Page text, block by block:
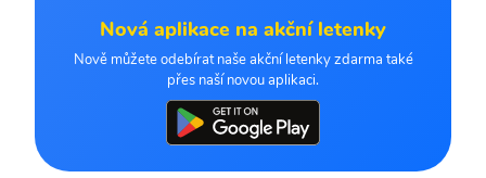
Nová aplikace na akční letenky
Nově můžete odebírat naše akční letenky zdarma také
přes naší novou aplikaci.